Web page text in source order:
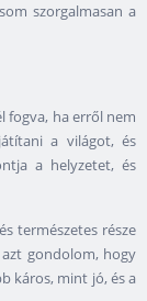
szorgalmasan a
fogva, ha erről nem
a világot, és
a helyzetet, és
természetes része
gondolom, hogy
káros, mint jó, és a